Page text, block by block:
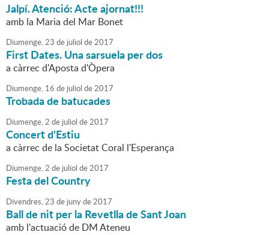
Jalpí. Atenció: Acte ajornat!!!
amb la Maria del Mar Bonet
Diumenge,23 de juliol de2017
First Dates. Una sarsuela per dos
a càrrec d'Aposta d'Òpera
Diumenge, 16 de juliol de2017
Trobada de batucades
Diumenge,2 de juliol de2017
Concert d'Estiu
a càrrec de la Societat Coral l'Esperança
Diumenge,2 de juliol de2017
Festa del Country
Divendres,23 de junyde2017
Ball de nit per la Revetlla de Sant Joan
amb l'actuació de DM Ateneu